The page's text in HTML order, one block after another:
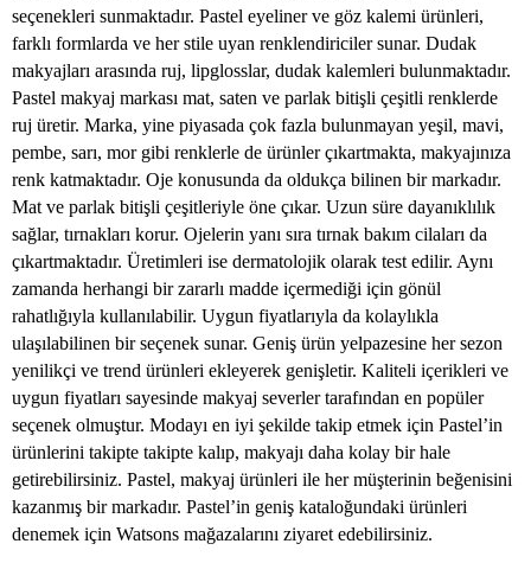
seçenekleri sunmaktadır. Pastel eyeliner ve göz kalemi ürünleri,
farklı formlarda ve her stile uyan renklendiriciler sunar. Dudak
makyajları arasında ruj, lipglosslar, dudak kalemleri bulunmaktadır.
Pastel makyaj markası mat, saten ve parlak bitişli çeşitli renklerde
ruj üretir. Marka, yine piyasada çok fazla bulunmayan yeşil, mavi,
pembe, sarı, mor gibi renklerle de ürünler çıkartmakta, makyajınıza
renk katmaktadır. Oje konusunda da oldukça bilinen bir markadır.
Mat ve parlak bitişli çeşitleriyle öne çıkar. Uzun süre dayanıklılık
sağlar, tırnakları korur. Ojelerin yanı sıra tırnak bakım cilaları da
çıkartmaktadır. Üretimleri ise dermatolojik olarak test edilir. Aynı
zamanda herhangi bir zararlı madde içermediği için gönül
rahatlığıyla kullanılabilir. Uygun fiyatlarıyla da kolaylıkla
ulaşılabilinen bir seçenek sunar. Geniş ürün yelpazesine her sezon
yenilikçi ve trend ürünleri ekleyerek genişletir. Kaliteli içerikleri ve
uygun fiyatları sayesinde makyaj severler tarafından en popüler
seçenek olmuştur. Modayı en iyi şekilde takip etmek için Pastel’in
ürünlerini takipte takipte kalıp, makyajı daha kolay bir hale
getirebilirsiniz. Pastel, makyaj ürünleri ile her müşterinin beğenisini
kazanmış bir markadır. Pastel’in geniş kataloğundaki ürünleri
denemek için Watsons mağazalarını ziyaret edebilirsiniz.